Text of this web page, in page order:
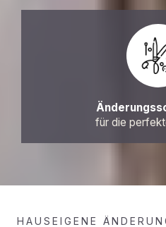
für die
HAUSEIGENE